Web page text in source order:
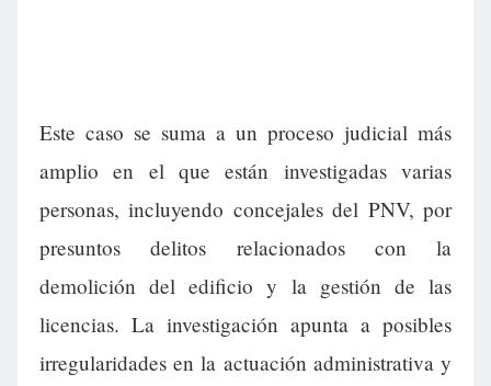
Este caso se suma a un proceso judicial más
amplio en el que están investigadas varias
personas, incluyendo concejales del PNV, por
presuntos delitos relacionados con la
demolición del edificio y la gestión de las
licencias. La investigación apunta a posibles
irregularidades en la actuación administrativa y